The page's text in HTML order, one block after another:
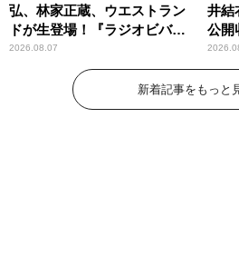
弘、林家正蔵、ウエストラン
ドが生登場！『ラジオビバリ
ー昼ズ』
2026.08.07
井結
公開
新着記事をもっと